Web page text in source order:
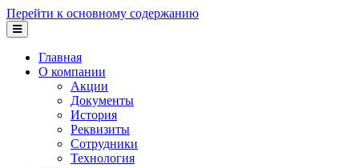
Перейти к основному содержанию
Главная
О компании
Акции
Документы
История
Реквизиты
Сотрудники
Технология